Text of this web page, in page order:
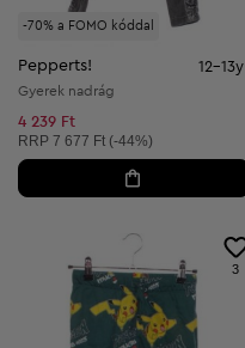
-70% a FOMO kóddal
Pepperts! 12-13y
Gyerek nadrág
4 239 Ft
Ajánlott ár:
RRP 7 677 Ft (-44%)
3